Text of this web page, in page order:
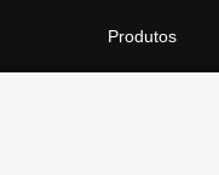
Produtos